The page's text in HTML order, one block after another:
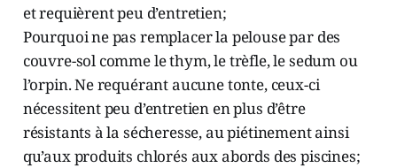
et requièrent peu d’entretien;
Pourquoi ne pas remplacer la pelouse par des
couvre-sol comme le thym, le trèfle, le sedum ou
l’orpin. Ne requérant aucune tonte, ceux-ci
nécessitent peu d’entretien en plus d’être
résistants à la sécheresse, au piétinement ainsi
qu’aux produits chlorés aux abords des piscines;